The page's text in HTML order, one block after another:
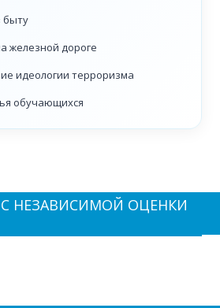
быту
железной дороге
идеологии терроризма
обучающихся
НЕЗАВИСИМОЙ ОЦЕНКИ